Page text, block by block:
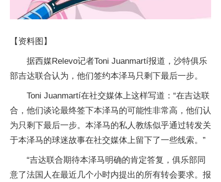
【资料图】
据西媒Relevo记者Toni Juanmartí报道，沙特俱乐
部吉达联合认为，他们签约本泽马只剩下最后一步。
Toni Juanmartí在社交媒体上这样写道：“在吉达联
合，他们谈论最终签下本泽马的可能性非常高，他们认
为只剩下最后一步。本泽马的私人教练似乎通过转发关
于本泽马的球迷故事在社交媒体上留下了一些线索。”
“吉达联合期待本泽马明确的肯定答复，俱乐部同
意了法国人在最近几个小时内提出的所有转会要求。报